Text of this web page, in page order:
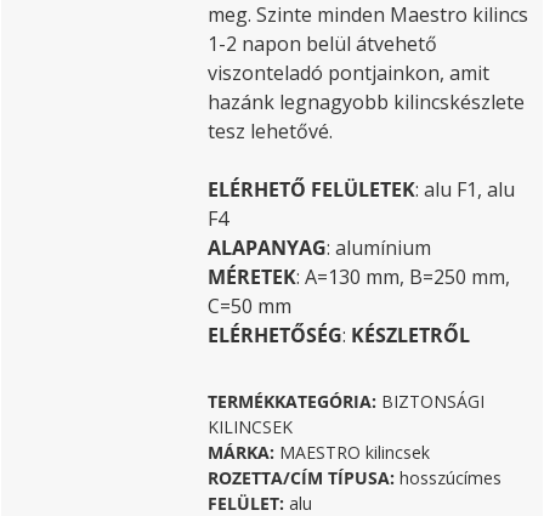
meg. Szinte minden Maestro kilincs
1-2 napon belül átvehető
viszonteladó pontjainkon, amit
hazánk legnagyobb kilincskészlete
tesz lehetővé.
ELÉRHETŐ FELÜLETEK: alu F1, alu
F4
ALAPANYAG: alumínium
MÉRETEK: A=130 mm, B=250 mm,
C=50 mm
ELÉRHETŐSÉG: KÉSZLETRŐL
TERMÉKKATEGÓRIA: BIZTONSÁGI
KILINCSEK
MÁRKA: MAESTRO kilincsek
ROZETTA/CÍM TÍPUSA: hosszúcímes
FELÜLET: alu